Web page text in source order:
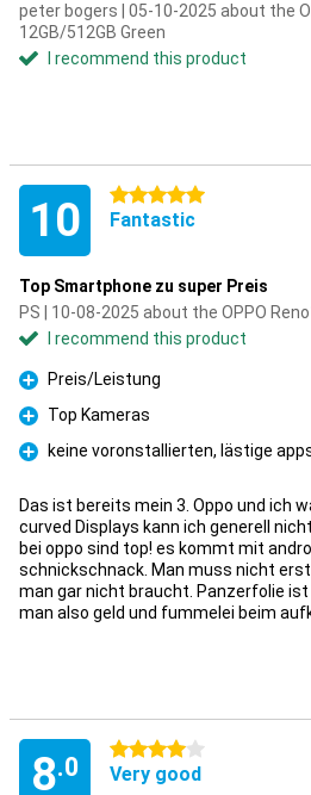
peter bogers | 05-10-2025 about the
12GB/512GB Green
I recommend this product
10 5 stars
Fantastic
Top Smartphone zu super Preis
PS | 10-08-2025 about the OPPO
I recommend this product
Pro
Preis/Leistung
Pro
Top Kameras
Pro
keine voronstallierten, lästige
Das ist bereits mein 3. Oppo und ich
curved Displays kann ich generell
bei oppo sind top! es kommt mit
schnickschnack. Man muss nicht
man gar nicht braucht. Panzerfolie
man also geld und fummelei beim
8.0
4 stars
Very good